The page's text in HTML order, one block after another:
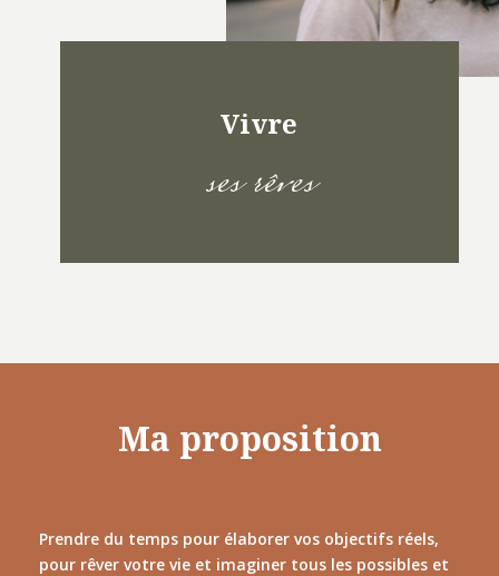
Vivre
ses rêves
Ma proposition
Prendre du temps pour élaborer vos objectifs réels,
pour rêver votre vie et imaginer tous les possibles et